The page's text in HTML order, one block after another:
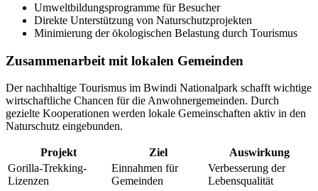
Umweltbildungsprogramme für Besucher
Direkte Unterstützung von Naturschutzprojekten
Minimierung der ökologischen Belastung durch Tourismus
Zusammenarbeit mit lokalen Gemeinden
Der nachhaltige Tourismus im Bwindi Nationalpark schafft wichtige
wirtschaftliche Chancen für die Anwohnergemeinden. Durch
gezielte Kooperationen werden lokale Gemeinschaften aktiv in den
Naturschutz eingebunden.
Projekt Ziel
Auswirkung
Gorilla-Trekking-
Lizenzen
Einnahmen für
Gemeinden
Verbesserung der
Lebensqualität